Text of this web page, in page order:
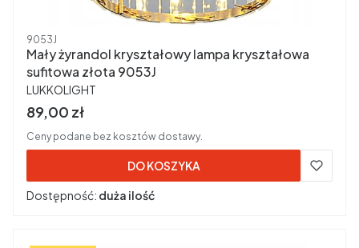
Kod produktu
9053J
Mały żyrandol kryształowy lampa kryształowa
sufitowa złota 9053J
PRODUCENT
LUKKOLIGHT
Cena brutto
89,00 zł
Ceny podane bez kosztów dostawy.
DO KOSZYKA
Dostępność: duża ilość